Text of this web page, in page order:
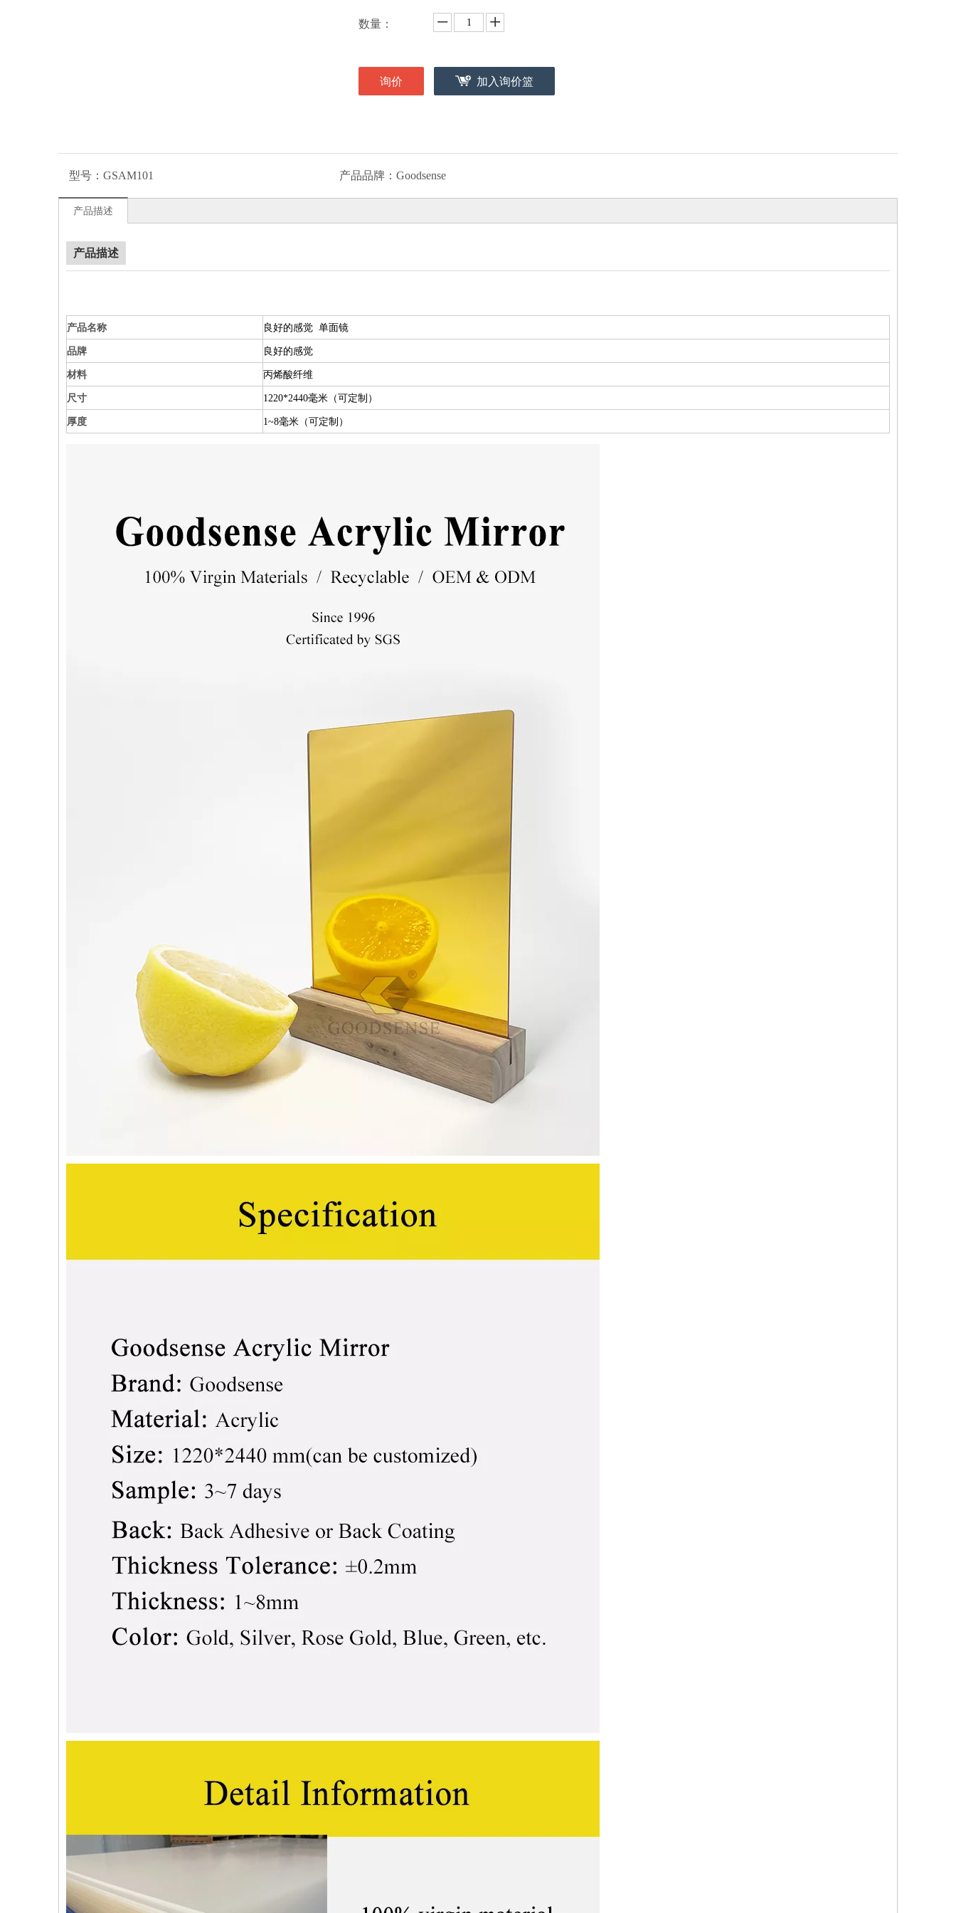
数量：
询价 加入询价篮
型号： GSAM101 产品品牌： Goodsense
产品描述
产品描述
产品名称 良好的感觉 单面镜
品牌 良好的感觉
材料 丙烯酸纤维
尺寸 1220*2440毫米（可定制）
厚度 1~8毫米（可定制）